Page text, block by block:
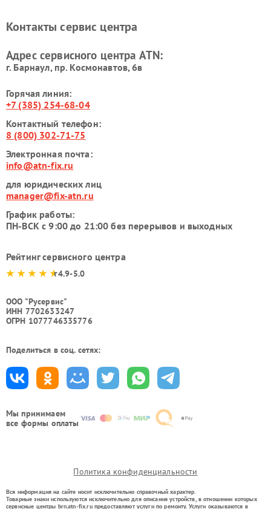
Мы принимаем
все формы оплаты
Контакты сервис центра
Адрес сервисного центра ATN:
г. Барнаул, ​пр. Космонавтов, 6в
Горячая линия:
+7 (385) 254-68-04
Контактный телефон:
8 (800) 302-71-75
Электронная почта:
info@atn-fix.ru
для юридических лиц
manager@fix-atn.ru
График работы:
ПН-ВСК с 9:00 до 21:00 без перерывов и выходных
Рейтинг сервисного центра
4.9-5.0
ООО "Русервис"
ИНН 7702633247
ОГРН 1077746335776
Поделиться в соц. сетях:
Политика конфиденциальности
Вся информация на сайте носит исключительно справочный характер.
Товарные знаки используются исключительно для описания устройств, в отношении которых
сервисные центры brn.atn-fix.ru предоставляют услуги по ремонту. Услуги оказываются в